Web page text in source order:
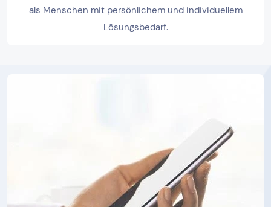
als Menschen mit persönlichem und individuellem
Lösungsbedarf.